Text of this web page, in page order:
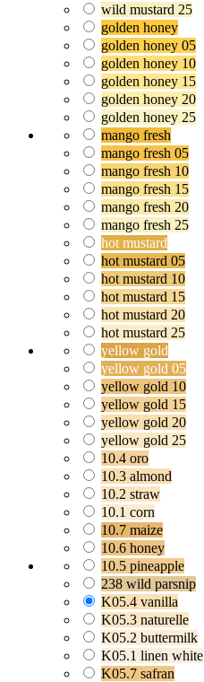
wild mustard 25
golden honey
golden honey 05
golden honey 10
golden honey 15
golden honey 20
golden honey 25
mango fresh
mango fresh 05
mango fresh 10
mango fresh 15
mango fresh 20
mango fresh 25
hot mustard
hot mustard 05
hot mustard 10
hot mustard 15
hot mustard 20
hot mustard 25
yellow gold
yellow gold 05
yellow gold 10
yellow gold 15
yellow gold 20
yellow gold 25
10.4 oro
10.3 almond
10.2 straw
10.1 corn
10.7 maize
10.6 honey
10.5 pineapple
238 wild parsnip
K05.4 vanilla
K05.3 naturelle
K05.2 buttermilk
K05.1 linen white
K05.7 safran